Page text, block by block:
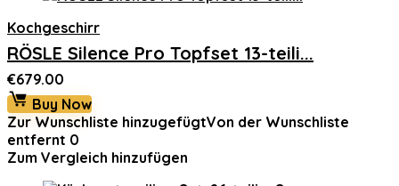
Kochgeschirr
RÖSLE Silence Pro Topfset 13-teili...
€679.00
Buy Now
Zur Wunschliste hinzugefügtVon der Wunschliste
entfernt 0
Zum Vergleich hinzufügen